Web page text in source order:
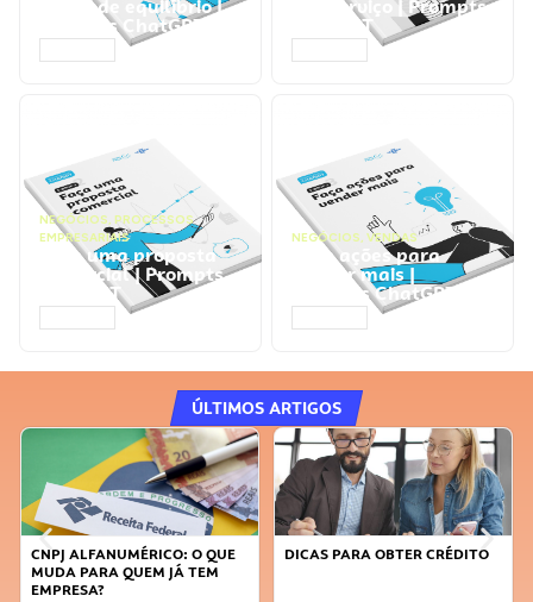
ponto de equilíbrio |
Prompts ChatGPT
seu serviço | Prompts
ChatGPT
NEGÓCIOS, PROCESSOS
EMPRESARIAIS
Faça uma proposta
comercial | Prompts
ChatGPT
NEGÓCIOS, VENDAS
Faça ações para
vender mais |
Prompts ChatGPT
ÚLTIMOS ARTIGOS
CNPJ ALFANUMÉRICO: O QUE
MUDA PARA QUEM JÁ TEM
EMPRESA?
DICAS PARA OBTER CRÉDITO